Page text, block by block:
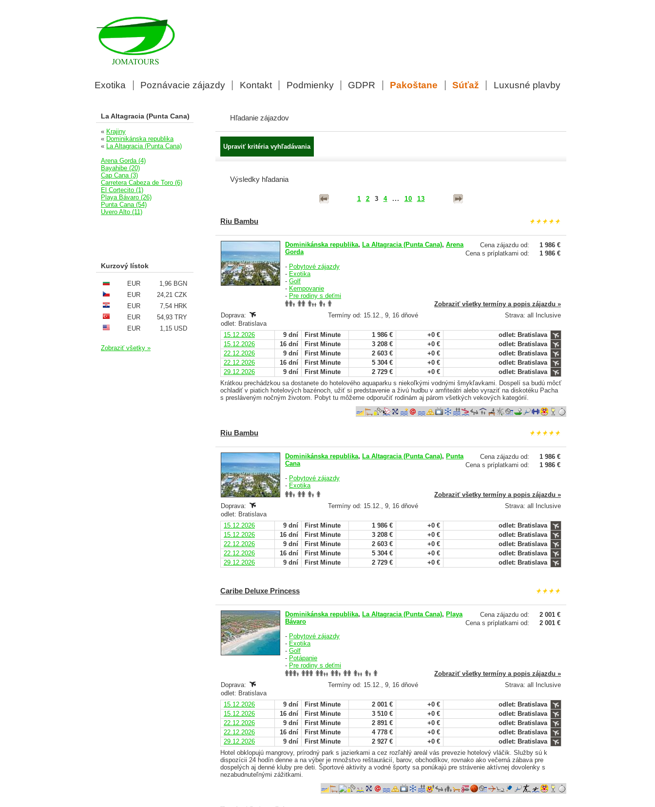
Exotika Poznávacie zájazdy Kontakt Podmienky GDPR Pakoštane Súťaž Luxusné plavby
Hľadanie zájazdov
Výsledky hľadania
1 2 3 4... 10 13
Riu Bambu
Cena zájazdu od:
1 986 €
Cena s príplatkami od:
1 986 €
Dominikánska republika, La Altagracia (Punta Cana), Arena
Gorda
- Pobytové zájazdy
- Exotika
- Golf
- Kempovanie
- Pre rodiny s deťmi
Zobraziť všetky termíny a popis zájazdu »
Doprava:
Termíny od: 15.12., 9, 16 dňové
Strava: all Inclusive
odlet: Bratislava
15.12.2026
9 dní First Minute 1 986 € +0 €
odlet: Bratislava
15.12.2026
16 dní First Minute 3 208 € +0 €
odlet: Bratislava
22.12.2026
9 dní First Minute 2 603 € +0 €
odlet: Bratislava
22.12.2026
16 dní First Minute 5 304 € +0 €
odlet: Bratislava
29.12.2026
9 dní First Minute 2 729 € +0 €
odlet: Bratislava
Krátkou prechádzkou sa dostanete do hotelového aquaparku s niekoľkými vodnými šmykľavkami. Dospelí sa budú môcť
ochladiť v piatich hotelových bazénoch, užiť si predstavenie a živú hudbu v amfiteátri alebo vyraziť na diskotéku Pacha
s presláveným nočným životom. Pobyt tu môžeme odporučiť rodinám aj párom všetkých vekových kategórií.
Riu Bambu
Cena zájazdu od:
1 986 €
Cena s príplatkami od:
1 986 €
Dominikánska republika, La Altagracia (Punta Cana), Punta
Cana
- Pobytové zájazdy
- Exotika
Zobraziť všetky termíny a popis zájazdu »
Doprava:
Termíny od: 15.12., 9, 16 dňové
Strava: all Inclusive
odlet: Bratislava
15.12.2026
9 dní First Minute 1 986 € +0 €
odlet: Bratislava
15.12.2026
16 dní First Minute 3 208 € +0 €
odlet: Bratislava
22.12.2026
9 dní First Minute 2 603 € +0 €
odlet: Bratislava
22.12.2026
16 dní First Minute 5 304 € +0 €
odlet: Bratislava
29.12.2026
9 dní First Minute 2 729 € +0 € odlet: Bratislava
Caribe Deluxe Princess
Cena zájazdu od:
2 001 €
Cena s príplatkami od:
2 001 €
Dominikánska republika, La Altagracia (Punta Cana), Playa
Bávaro
- Pobytové zájazdy
- Exotika
- Golf
- Potápanie
- Pre rodiny s deťmi
Zobraziť všetky termíny a popis zájazdu »
Doprava:
Termíny od: 15.12., 9, 16 dňové
Strava: all Inclusive
odlet: Bratislava
15.12.2026
9 dní First Minute 2 001 € +0 €
odlet: Bratislava
15.12.2026
16 dní First Minute 3 510 € +0 €
odlet: Bratislava
22.12.2026
9 dní First Minute 2 891 € +0 €
odlet: Bratislava
22.12.2026
16 dní First Minute 4 778 € +0 €
odlet: Bratislava
29.12.2026
9 dní First Minute 2 927 € +0 €
odlet: Bratislava
Hotel obklopujú mangrovy, prírodný park s jazierkami a cez rozľahlý areál vás prevezie hotelový vláčik. Služby sú k
dispozícii 24 hodín denne a na výber je množstvo reštaurácií, barov, obchodíkov, rovnako ako večerná zábava pre
dospelých aj denné kluby pre deti. Športové aktivity a vodné športy sa ponúkajú pre strávenie aktívnej dovolenky s
nezabudnuteľnými zážitkami.
La Altagracia (Punta Cana)
« Krajiny
« Dominikánska republika
« La Altagracia (Punta Cana)
Arena Gorda (4)
Bayahibe (20)
Cap Cana (3)
Carretera Cabeza de Toro (6)
El Cortecito (1)
Playa Bávaro (26)
Punta Cana (54)
Uvero Alto (11)
Kurzový lístok
EUR
1,96 BGN
EUR
24,21 CZK
EUR
7,54 HRK
EUR
54,93 TRY
EUR
1,15 USD
Zobraziť všetky »